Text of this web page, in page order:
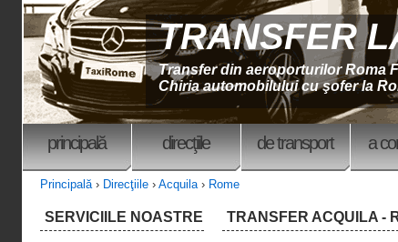
TRANSFER
Transfer din aeroporturilor Roma
Chiria automobilului cu şofer la
principală direcţiile de transport a
Principală› Direcţiile › Acquila› Rome
TRANSFER ACQUILA -
SERVICIILE NOASTRE